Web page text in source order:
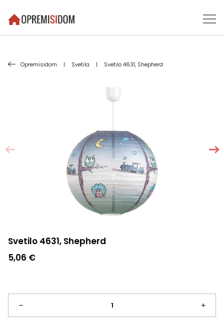
Opremisidom | Svetila | Svetilo 4631, Shepherd
Svetilo 4631, Shepherd
5,06 €
–
Svetilo +